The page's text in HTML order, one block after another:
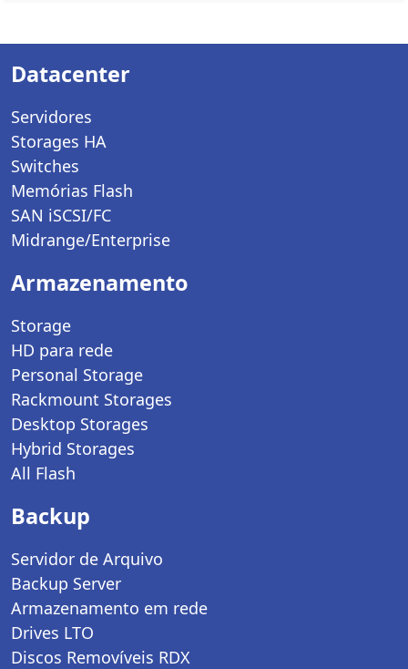
Datacenter
Servidores
Storages HA
Switches
Memórias Flash
SAN iSCSI/FC
Midrange/Enterprise
Armazenamento
Storage
HD para rede
Personal Storage
Rackmount Storages
Desktop Storages
Hybrid Storages
All Flash
Backup
Servidor de Arquivo
Backup Server
Armazenamento em rede
Drives LTO
Discos Removíveis RDX